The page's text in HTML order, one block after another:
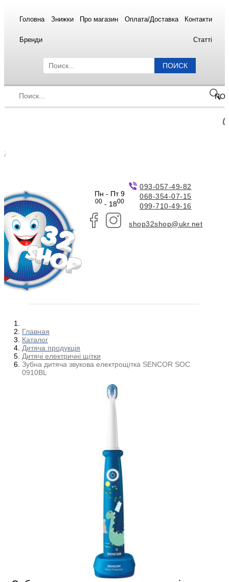
Головна Знижки Про магазин Оплата/Доставка Контакти
Бренди Статті
ПОИСК
Пн - Пт 9
00- 1800
093-057-49-82
068-354-07-15
099-710-49-16
shop32shop@ukr.net
Главная
Каталог
Дитяча продукція
Дитячі електричні щітки
Зубна дитяча звукова електрощітка SENCOR SOC
0910BL